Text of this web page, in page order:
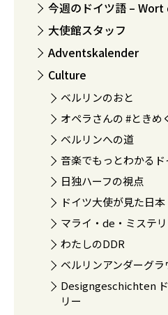
今週のドイツ語 –
大使館スタッフ
Adventskalender
Culture
ベルリンのおと
オペラさんの #ときめ
ベルリンへの道
音楽でもっとわかるド
日独ハーフの視点
ドイツ大使が見た日本
マライ・de・ミステリ
わたしのDDR
ベルリンアンダーグラ
Designgeschichten
リー